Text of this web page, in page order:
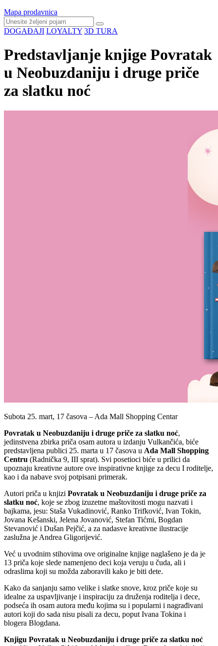
Mapa prodavnica
DOGAĐAJI LOYALTY 3D TURA
Predstavljanje knjige Povratak
u Neobuzdaniju i druge priče
za slatku noć
Subota 25. mart, 17 časova – Ada Mall Shopping Centar
Povratak u Neobuzdaniju i druge priče za slatku noć,
jedinstvena zbirka priča osam autora u izdanju Vulkančića, biće
predstavljena publici 25. marta u 17 časova u Ada Mall Shopping
Centru (Radnička 9, III sprat). Svi posetioci biće u prilici da
upoznaju kreativne autore ove inspirativne knjige za decu I roditelje,
kao i da nabave svoj potpisani primerak.
Autori priča u knjizi Povratak u Neobuzdaniju i druge priče za
slatku noć, koje se zbog izuzetne maštovitosti mogu nazvati i
bajkama, jesu: Staša Vukadinović, Ranko Trifković, Ivan Tokin,
Jovana Kešanski, Jelena Jovanović, Stefan Tićmi, Bogdan
Stevanović i Dušan Pejčić, a za nadasve kreativne ilustracije
zaslužna je Andrea Gligorijević.
Već u uvodnim stihovima ove originalne knjige naglašeno je da je
13 priča koje slede namenjeno deci koja veruju u čuda, ali i
odraslima koji su možda zaboravili kako je biti dete.
Kako da sanjanju samo velike i slatke snove, kroz priče koje su
idealne za uspavljivanje i inspiraciju za druženja roditelja i dece,
podseća ih osam autora među kojima su i popularni i nagrađivani
autori koji do sada nisu pisali za decu, poput Ivana Tokina i
blogera Blogdana.
Knjigu Povratak u Neobuzdaniju i druge priče za slatku noć